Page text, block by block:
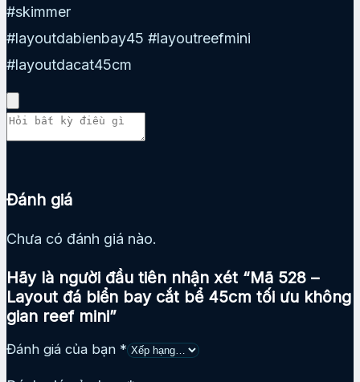
#skimmer
#layoutdabienbay45 #layoutreefmini
#layoutdacat45cm
Đánh giá
Chưa có đánh giá nào.
Hãy là người đầu tiên nhận xét “Mã 528 –
Layout đá biển bay cắt bể 45cm tối ưu không
gian reef mini”
Đánh giá của bạn *